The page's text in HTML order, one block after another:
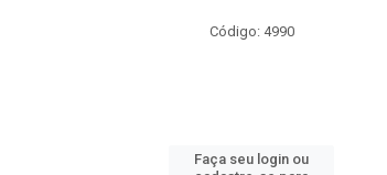
Código: 4990
Faça seu login ou